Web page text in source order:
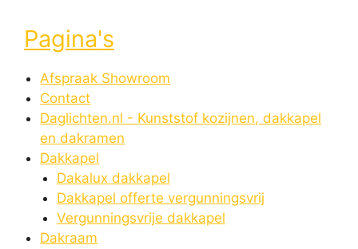
Pagina's
Afspraak Showroom
Contact
Daglichten.nl - Kunststof kozijnen, dakkapel
en dakramen
Dakkapel
Dakalux dakkapel
Dakkapel offerte vergunningsvrij
Vergunningsvrije dakkapel
Dakraam